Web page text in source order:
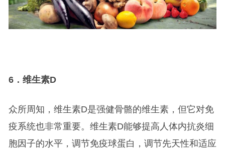
6．维生素D
众所周知，维生素D是强健骨骼的维生素，但它对免
疫系统也非常重要。维生素D能够提高人体内抗炎细
胞因子的水平，调节免疫球蛋白，调节先天性和适应